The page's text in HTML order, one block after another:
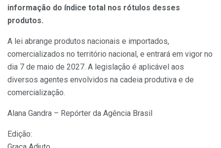
informação do índice total nos rótulos desses
produtos.
A lei abrange produtos nacionais e importados,
comercializados no território nacional, e entrará em vigor no
dia 7 de maio de 2027. A legislação é aplicável aos
diversos agentes envolvidos na cadeia produtiva e de
comercialização.
Alana Gandra – Repórter da Agência Brasil
Edição: